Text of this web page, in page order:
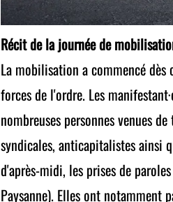
Récit de la journée de
La mobilisation a commencé
forces de l'ordre. Les
nombreuses personnes venues
syndicales, anticapitalistes ainsi
d'après-midi, les prises de
Paysanne). Elles ont notamment